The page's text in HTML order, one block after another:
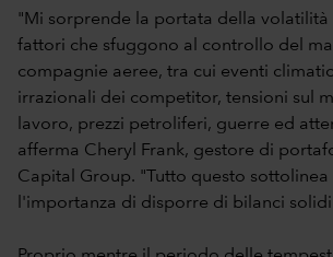
"Mi sorprende la portata della volatilità
fattori che sfuggono al controllo del
compagnie aeree, tra cui eventi
irrazionali dei competitor, tensioni sul
lavoro, prezzi petroliferi, guerre ed
afferma Cheryl Frank, gestore di
Capital Group. "Tutto questo sottolinea
l'importanza di disporre di bilanci